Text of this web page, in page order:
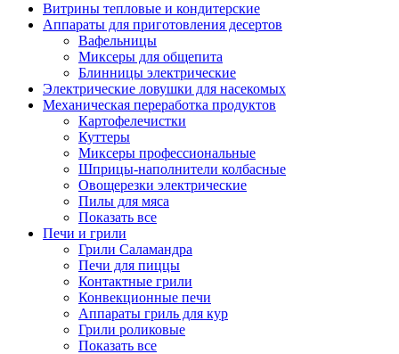
Витрины тепловые и кондитерские
Аппараты для приготовления десертов
Вафельницы
Миксеры для общепита
Блинницы электрические
Электрические ловушки для насекомых
Механическая переработка продуктов
Картофелечистки
Куттеры
Миксеры профессиональные
Шприцы-наполнители колбасные
Овощерезки электрические
Пилы для мяса
Показать все
Печи и грили
Грили Саламандра
Печи для пиццы
Контактные грили
Конвекционные печи
Аппараты гриль для кур
Грили роликовые
Показать все